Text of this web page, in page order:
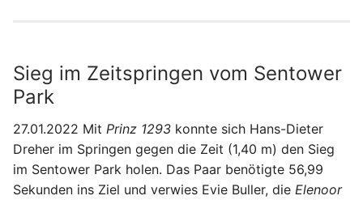
Sieg im Zeitspringen vom Sentower
Park
27.01.2022 Mit Prinz 1293 konnte sich Hans-Dieter
Dreher im Springen gegen die Zeit (1,40 m) den Sieg
im Sentower Park holen. Das Paar benötigte 56,99
Sekunden ins Ziel und verwies Evie Buller, die Elenoor